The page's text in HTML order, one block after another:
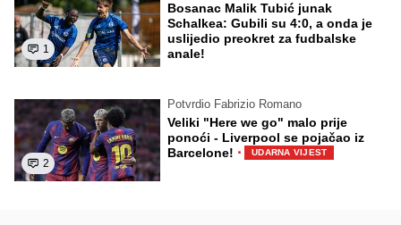
1
Bosanac Malik Tubić junak
Schalkea: Gubili su 4:0, a onda je
uslijedio preokret za fudbalske
anale!
2
Potvrdio Fabrizio Romano
Veliki "Here we go" malo prije
ponoći - Liverpool se pojačao iz
Barcelone! · UDARNA VIJEST